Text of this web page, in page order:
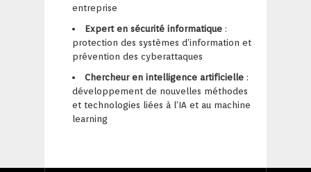
entreprise
Expert en sécurité informatique :
protection des systèmes d’information et
prévention des cyberattaques
Chercheur en intelligence artificielle :
développement de nouvelles méthodes
et technologies liées à l’IA et au machine
learning